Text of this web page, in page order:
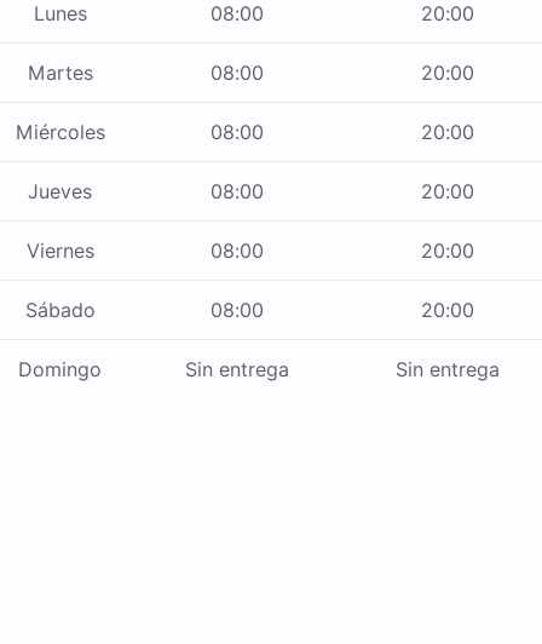
Lunes 08:00 20:00
Martes 08:00 20:00
Miércoles 08:00 20:00
Jueves 08:00 20:00
Viernes 08:00 20:00
Sábado 08:00 20:00
Domingo Sin entrega Sin entrega